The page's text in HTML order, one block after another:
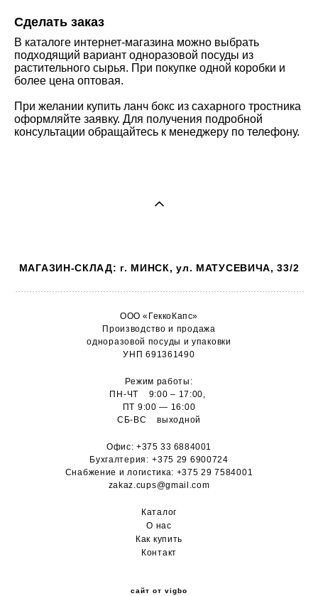
Сделать заказ
В каталоге интернет-магазина можно выбрать
подходящий вариант одноразовой посуды из
растительного сырья. При покупке одной коробки и
более цена оптовая.
При желании купить ланч бокс из сахарного тростника
оформляйте заявку. Для получения подробной
консультации обращайтесь к менеджеру по телефону.
МАГАЗИН-СКЛАД: г. МИНСК, ул. МАТУСЕВИЧА, 33/2
ООО «ГеккоКапс»
Производство и продажа
одноразовой посуды и упаковки
УНП 691361490
Режим работы:
ПН-ЧТ 9:00 – 17:00,
ПТ 9:00 — 16:00
СБ-ВС выходной
Офис:+375 33 6884001
Бухгалтерия: +375 29 6900724
Снабжение и логистика: +375 29 7584001
zakaz.cups@gmail.com
Каталог
О нас
Как купить
Контакт
сайт от vigbo